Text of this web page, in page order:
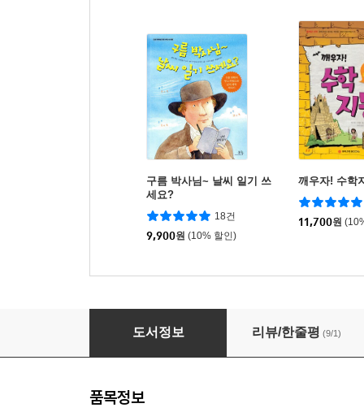
구름 박사님~ 날씨 일기 쓰
세요?
18건
9,900원 (10% 할인)
깨우자! 수학
11,700원
오각형 꽃, 삼각형 줄기, 육각형 눈
도서정보 리뷰/한줄평 (9/1)
품목정보